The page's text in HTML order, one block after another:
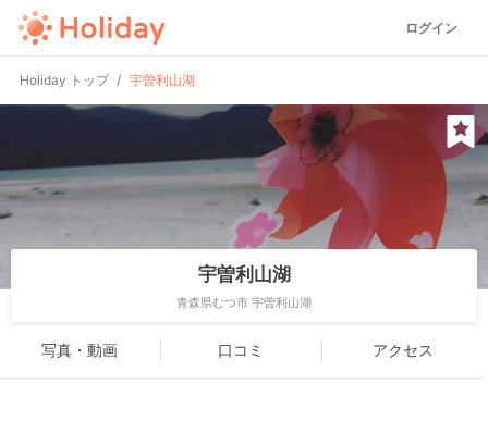
ログイン
Holiday トップ 宇曽利山湖
宇曽利山湖
青森県むつ市 宇曽利山湖
写真・動画 口コミ アクセス